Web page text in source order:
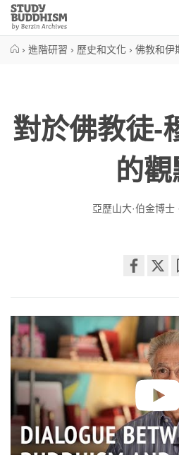
Close
Study
Buddhism
› 進階研習 › 歷史和文化 › 佛教和伊
對於佛教徒-
的觀
亞歷山大·伯金博士
on
facebook